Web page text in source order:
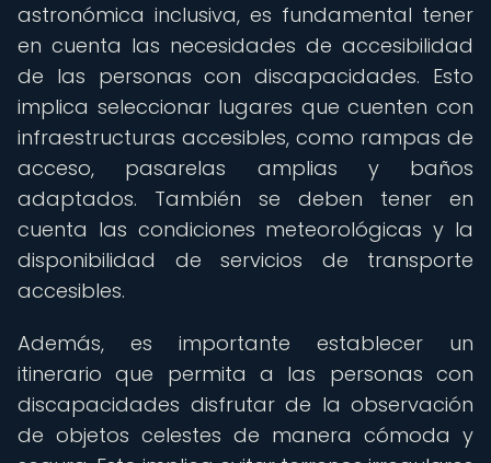
astronómica inclusiva, es fundamental tener
en cuenta las necesidades de accesibilidad
de las personas con discapacidades. Esto
implica seleccionar lugares que cuenten con
infraestructuras accesibles, como rampas de
acceso, pasarelas amplias y baños
adaptados. También se deben tener en
cuenta las condiciones meteorológicas y la
disponibilidad de servicios de transporte
accesibles.
Además, es importante establecer un
itinerario que permita a las personas con
discapacidades disfrutar de la observación
de objetos celestes de manera cómoda y